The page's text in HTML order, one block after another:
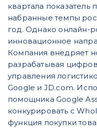
квартала
набранные темпы
год. Однако онлайн-
инновационное
Компания внедряет
разрабатывая
управления
Google и JD.com.
помощника Google
конкурировать с
функция покупки